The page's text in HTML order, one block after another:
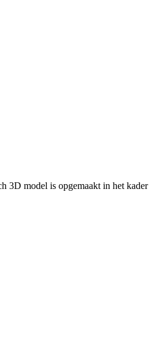
3D model is opgemaakt in het kader